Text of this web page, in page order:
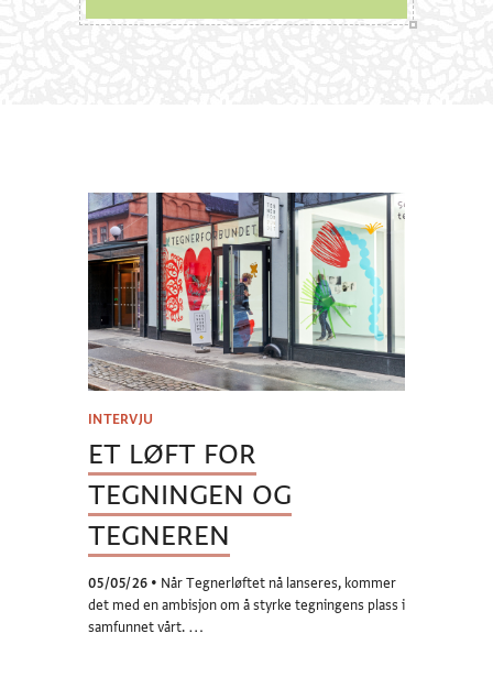
INTERVJU
ET LØFT FOR
TEGNINGEN OG
TEGNEREN
05/05/26 • Når Tegnerløftet nå lanseres, kommer
det med en ambisjon om å styrke tegningens plass i
samfunnet vårt. …